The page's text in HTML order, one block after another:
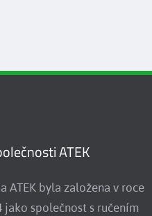
ATEK
ATEK byla založena v roce
jako společnost s ručením